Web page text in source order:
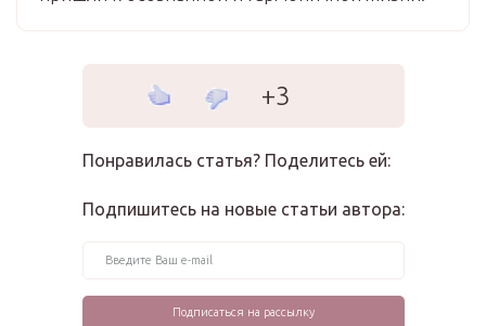
+3
Понравилась статья? Поделитесь ей:
Подпишитесь на новые статьи автора: